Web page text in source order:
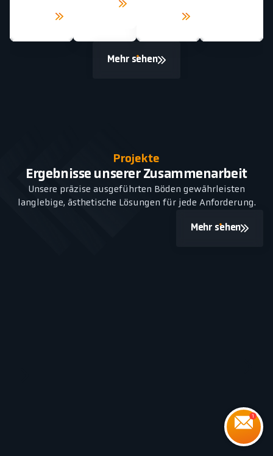
Mehr sehen
Projekte
Ergebnisse unserer Zusammenarbeit
Unsere präzise ausgeführten Böden gewährleisten
langlebige, ästhetische Lösungen für jede Anforderung.
Mehr sehen